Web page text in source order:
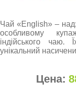
Чай «English» –
особливому
індійського чаю.
унікальний
Цена: